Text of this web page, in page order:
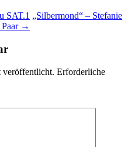
SAT.1 „Silbermond“ – Stefanie
→
Erforderliche